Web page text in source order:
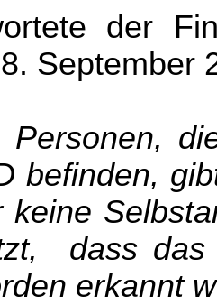
der
September
Personen,
befinden,
keine
dass das
erkannt